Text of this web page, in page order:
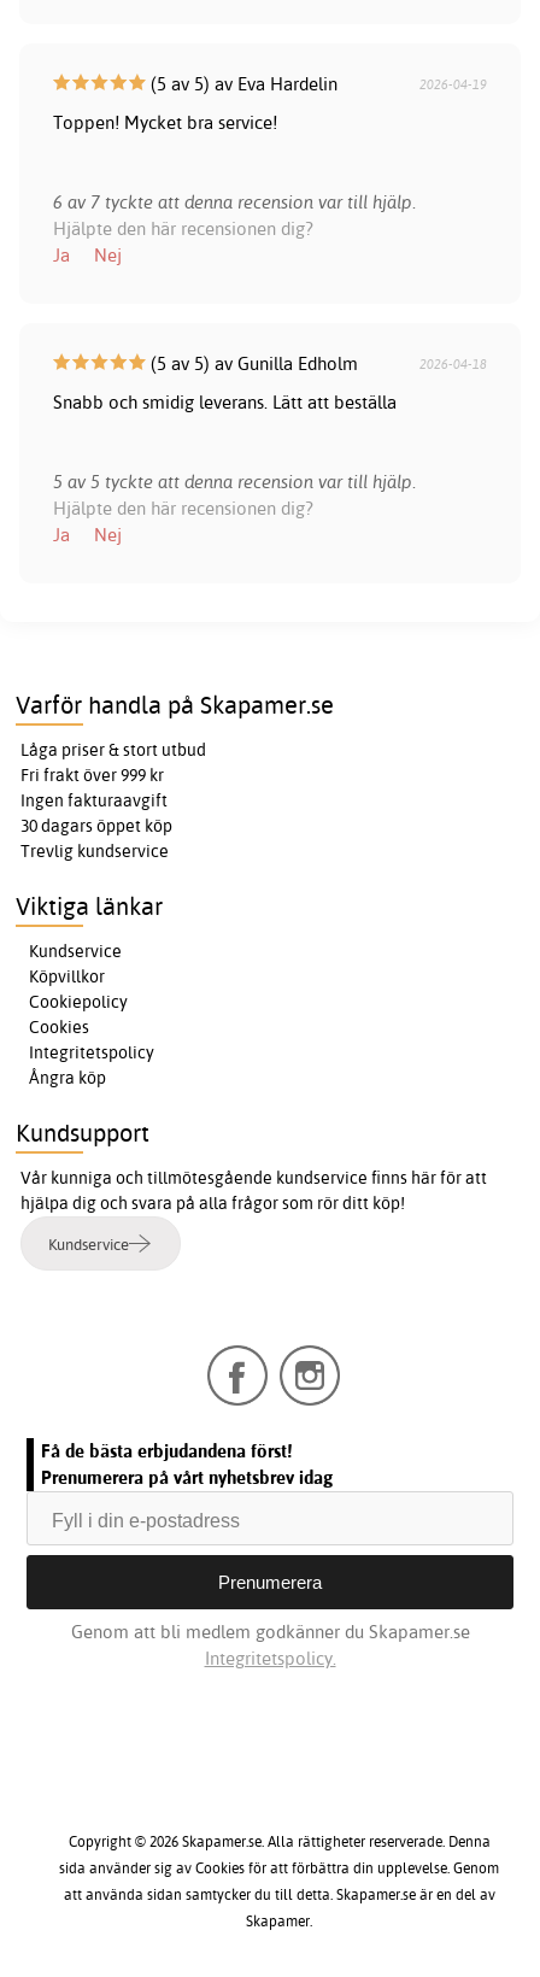
(5 av 5) av Eva Hardelin 2026-04-19
Toppen! Mycket bra service!
6 av 7 tyckte att denna recension var till hjälp.
Hjälpte den här recensionen dig?
Ja
Nej
(5 av 5) av Gunilla Edholm 2026-04-18
Snabb och smidig leverans. Lätt att beställa
5 av 5 tyckte att denna recension var till hjälp.
Hjälpte den här recensionen dig?
Ja
Nej
Varför handla på Skapamer.se
Låga priser & stort utbud
Fri frakt över 999 kr
Ingen fakturaavgift
30 dagars öppet köp
Trevlig kundservice
Viktiga länkar
Kundservice
Köpvillkor
Cookiepolicy
Cookies
Integritetspolicy
Ångra köp
Kundsupport
Vår kunniga och tillmötesgående kundservice finns här för att
hjälpa dig och svara på alla frågor som rör ditt köp!
Kundservice
Få de bästa erbjudandena först!
Prenumerera på vårt nyhetsbrev idag
Genom att bli medlem godkänner du Skapamer.se
Integritetspolicy.
Copyright © 2026 Skapamer.se. Alla rättigheter reserverade. Denna
sida använder sig av Cookies för att förbättra din upplevelse. Genom
att använda sidan samtycker du till detta. Skapamer.se är en del av
Skapamer.